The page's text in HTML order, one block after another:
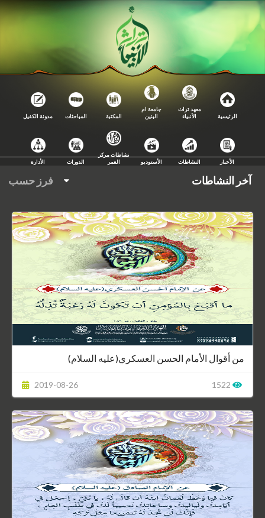
الرئيسية
معهد تراث
الأنبياء
جامعة ام
البنين
المكتبة المباحثات مدونة الكفيل
الأخبار النشاطات الأستوديو
نشاطات مركز
القمر
الدورات الأدارة
آخر النشاطات فرز حسب
من أقوال الأمام الحسن العسكري(عليه السلام)
2019-08-26